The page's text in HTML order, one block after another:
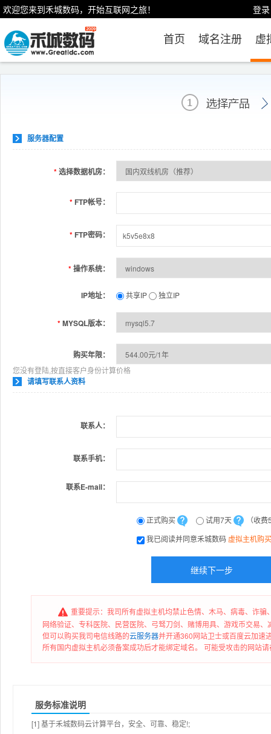
登录
欢迎您来到禾城数码，开始互联网之旅！
首页 域名注册 虚
服务器配置
*选择数据机房：
* FTP帐号：
* FTP密码：
*操作系统：
IP地址： 共享IP 独立IP
*MYSQL版本：
购买年限：
您没有登陆,按直接客户身份计算价格
请填写联系人资料
联系人：
联系手机：
联系E-mail：
正式购买 试用7天
（收
我已阅读并同意禾城数码 虚拟主机购
重要提示：我司所有虚拟主机均禁止色情、木马、病毒、诈
网络验证、专科医院、民营医院、弓驽刀剑、赌博用具、游戏币交易
但可以购买我司电信线路的云服务器并开通360网站卫士或百度云加速
所有国内虚拟主机必须备案成功后才能绑定域名。 可能受攻击的网站
服务标准说明
[1] 基于禾城数码云计算平台，安全、可靠、稳定!;